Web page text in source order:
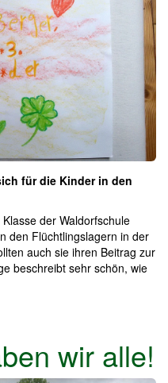
für die Kinder in den
der Waldorfschule
den Flüchtlingslagern in der
auch sie ihren Beitrag zur
beschreibt sehr schön, wie
wir alle!